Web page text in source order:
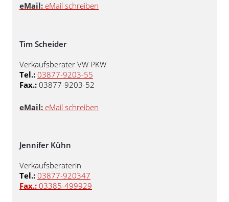
eMail: eMail schreiben
Tim Scheider
Verkaufsberater VW PKW
Tel.: 03877-9203-55
Fax.: 03877-9203-52
eMail: eMail schreiben
Jennifer Kühn
Verkaufsberaterin
Tel.: 03877-920347
Fax.: 03385-499929